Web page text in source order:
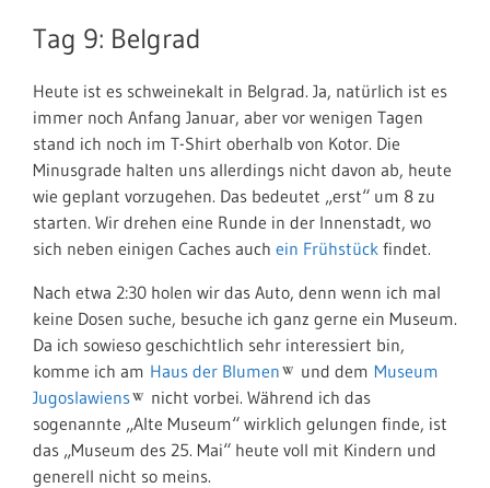
Tag 9: Belgrad
Heute ist es schweinekalt in Belgrad. Ja, natürlich ist es
immer noch Anfang Januar, aber vor wenigen Tagen
stand ich noch im T-Shirt oberhalb von Kotor. Die
Minusgrade halten uns allerdings nicht davon ab, heute
wie geplant vorzugehen. Das bedeutet „erst“ um 8 zu
starten. Wir drehen eine Runde in der Innenstadt, wo
sich neben einigen Caches auch ein Frühstück findet.
Nach etwa 2:30 holen wir das Auto, denn wenn ich mal
keine Dosen suche, besuche ich ganz gerne ein Museum.
Da ich sowieso geschichtlich sehr interessiert bin,
komme ich am Haus der Blumen und dem Museum
Jugoslawiens
nicht vorbei. Während ich das
sogenannte „Alte Museum“ wirklich gelungen finde, ist
das „Museum des 25. Mai“ heute voll mit Kindern und
generell nicht so meins.